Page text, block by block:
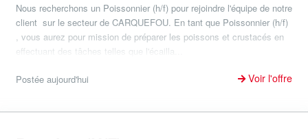
Nous recherchons un Poissonnier (h/f) pour rejoindre l'équipe de notre
client sur le secteur de CARQUEFOU. En tant que Poissonnier (h/f)
, vous aurez pour mission de préparer les poissons et crustacés en
effectuant des tâches telles que l'écailla...
Postée aujourd'hui Voir l'offre